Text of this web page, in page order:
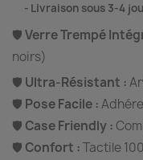
Livraison sous 3-4
🛡️Verre Trempé
noirs)
🛡️ Ultra-Résistant :
🛡️ Pose Facile :
🛡️ Case Friendly :
🛡️ Confort :Tactile